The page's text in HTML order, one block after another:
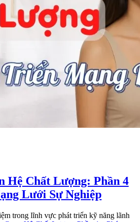
Hệ Chất Lượng: Phần 4
Lưới Sự Nghiệp
trong lĩnh vực phát triển kỹ năng lãnh